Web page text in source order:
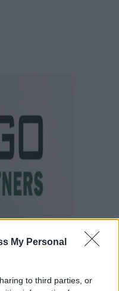
My Personal
to third parties, or